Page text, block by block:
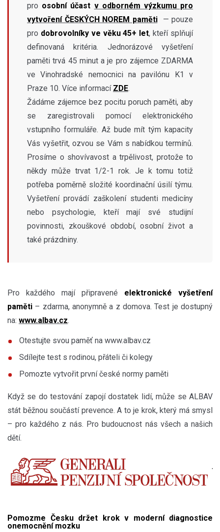
pro osobní účast v odborném výzkumu pro
vytvoření ČESKÝCH NOREM paměti— pouze
pro dobrovolníky ve věku 45+ let, kteří splňují
definovaná kritéria. Jednorázové vyšetření
paměti trvá 45 minut a je pro zájemce ZDARMA
ve Vinohradské nemocnici na pavilónu K1 v
Praze 10. Více informací ZDE.
Žádáme zájemce bez pocitu poruch paměti, aby
se zaregistrovali pomocí elektronického
vstupního formuláře. Až bude mít tým kapacity
Vás vyšetřit, ozvou se Vám s nabídkou termínů.
Prosíme o shovívavost a trpělivost, protože to
někdy může trvat 1/2-1 rok. Je k tomu totiž
potřeba poměrně složité koordinační úsilí týmu.
Vyšetření provádí zaškolení studenti medicíny
nebo psychologie, kteří mají své studijní
povinnosti, zkouškové období, osobní život a
také prázdniny.
Pro každého mají připravené elektronické vyšetření
paměti – zdarma, anonymně a z domova. Test je dostupný
na: www.albav.cz.
Otestujte svou paměť na www.albav.cz
Sdílejte test s rodinou, přáteli či kolegy
Pomozte vytvořit první české normy paměti
Když se do testování zapojí dostatek lidí, může se ALBAV
stát běžnou součástí prevence. A to je krok, který má smysl
– pro každého z nás. Pro budoucnost nás všech a našich
dětí.
Pomozme Česku držet krok v moderní diagnostice
onemocnění mozku